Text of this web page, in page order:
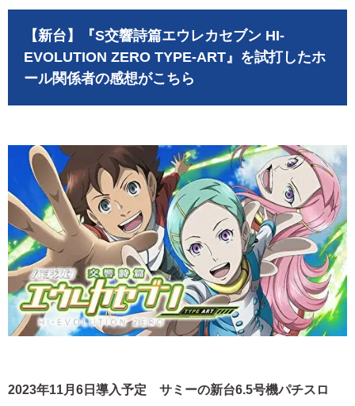
【新台】『S交響詩篇エウレカセブン HI-
EVOLUTION ZERO TYPE-ART』を試打したホ
ール関係者の感想がこちら
2023年11月6日導入予定 サミーの新台6.5号機パチスロ